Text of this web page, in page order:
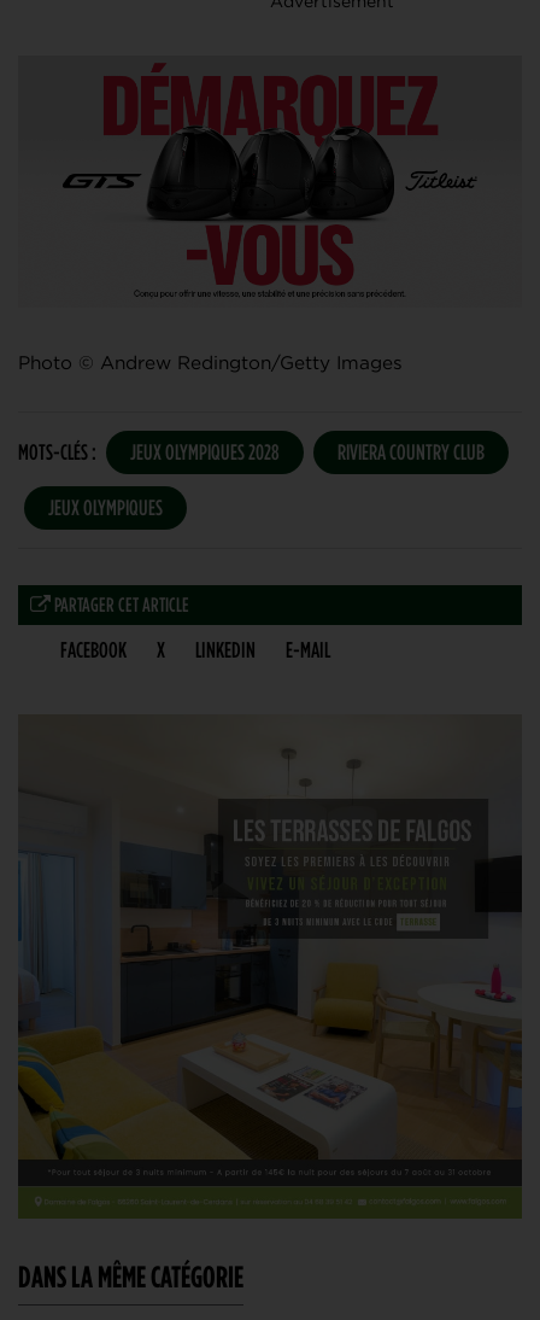
Photo © Andrew Redington/Getty Images
MOTS-CLÉS : JEUX OLYMPIQUES 2028 RIVIERA COUNTRY CLUB
JEUX OLYMPIQUES
PARTAGER CET ARTICLE
FACEBOOK X LINKEDIN E-MAIL
DANS LA MÊME CATÉGORIE